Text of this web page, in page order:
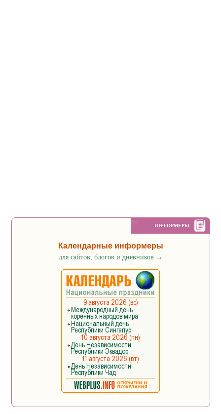
ИНФОРМЕРЫ
Календарные информеры
для сайтов, блогов и дневников →